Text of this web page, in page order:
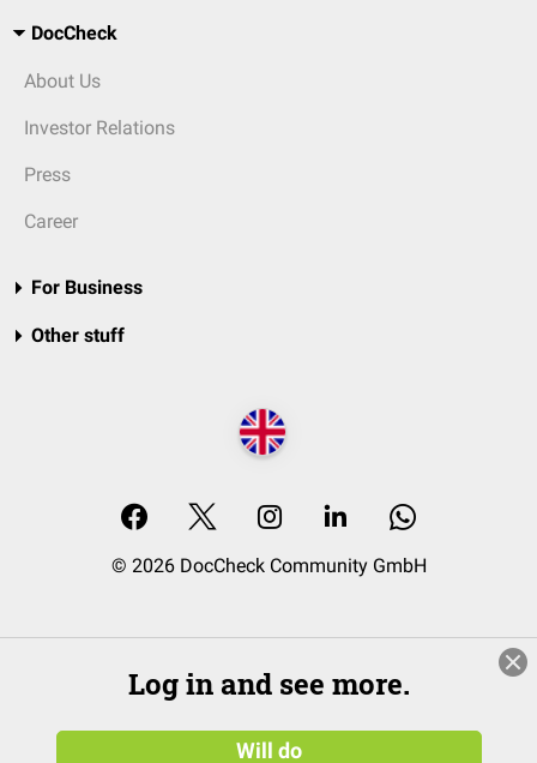
DocCheck
About Us
Investor Relations
Press
Career
For Business
Other stuff
© 2026 DocCheck Community GmbH
Log in and see more.
Will do